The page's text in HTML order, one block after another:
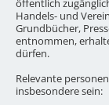
öffentlich
Handels- und
Grundbücher,
entnommen,
dürfen.
Relevante
insbesondere sein: